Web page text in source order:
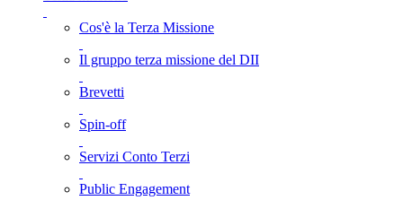
Cos'è la Terza Missione
Il gruppo terza missione del DII
Brevetti
Spin-off
Servizi Conto Terzi
Public Engagement